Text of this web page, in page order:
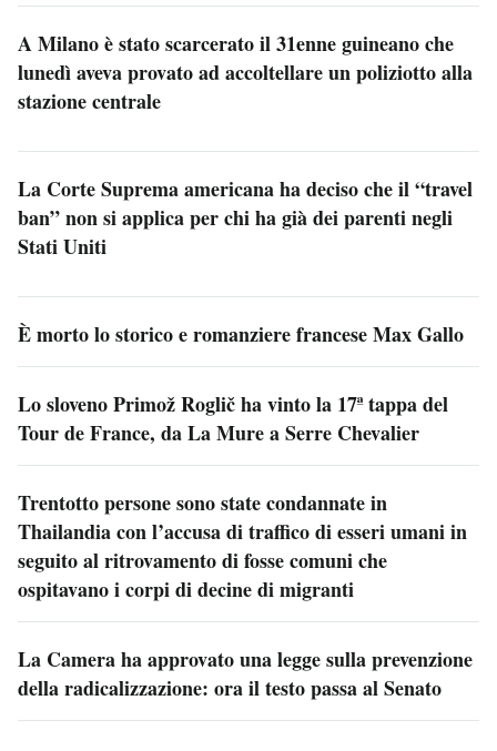
A Milano è stato scarcerato il 31enne guineano che
lunedì aveva provato ad accoltellare un poliziotto alla
stazione centrale
La Corte Suprema americana ha deciso che il “travel
ban” non si applica per chi ha già dei parenti negli
Stati Uniti
È morto lo storico e romanziere francese Max Gallo
Lo sloveno Primož Roglič ha vinto la 17ª tappa del
Tour de France, da La Mure a Serre Chevalier
Trentotto persone sono state condannate in
Thailandia con l’accusa di traffico di esseri umani in
seguito al ritrovamento di fosse comuni che
ospitavano i corpi di decine di migranti
La Camera ha approvato una legge sulla prevenzione
della radicalizzazione: ora il testo passa al Senato